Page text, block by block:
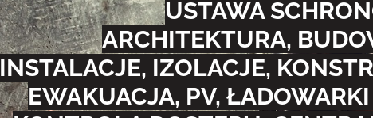
USTAWA
ARCHITEKTURA,
INSTALACJE, IZOLACJE,
EWAKUACJA, PV,